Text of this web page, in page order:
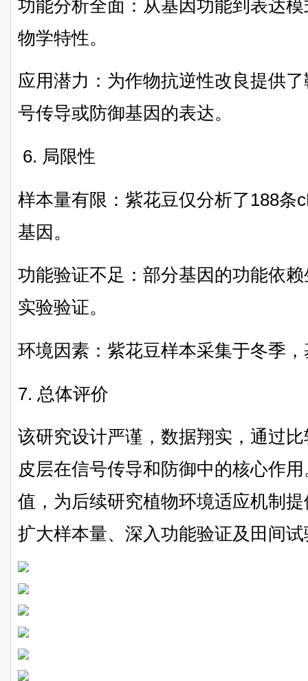
功能分析全面：从基因功能到表达
物学特性。
应用潜力：为作物抗逆性改良提供
号传导或防御基因的表达。
6. 局限性
样本量有限：紫花豆仅分析了188条
基因。
功能验证不足：部分基因的功能依
实验验证。
环境因素：紫花豆样本采集于冬季
7. 总体评价
该研究设计严谨，数据翔实，通过
皮层在信号传导和防御中的核心作
值，为后续研究植物环境适应机制
扩大样本量、深入功能验证及田间